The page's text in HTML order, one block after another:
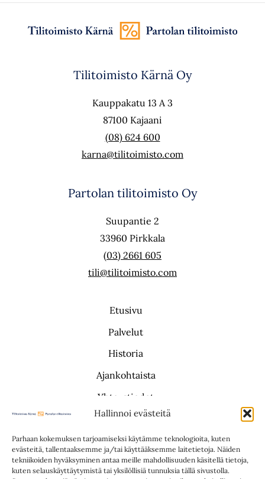
Hallinnoi evästeitä
Parhaan kokemuksen tarjoamiseksi käytämme teknologioita, kuten
evästeitä, tallentaaksemme ja/tai käyttääksemme laitetietoja. Näiden
tekniikoiden hyväksyminen antaa meille mahdollisuuden käsitellä tietoja,
kuten selauskäyttäytymistä tai yksilöllisiä tunnuksia tällä sivustolla.
Tilitoimisto Kärnä Oy
Kauppakatu 13 A 3
87100 Kajaani
(08) 624 600
karna@tilitoimisto.com
Partolan tilitoimisto Oy
Suupantie 2
33960 Pirkkala
(03) 2661 605
tili@tilitoimisto.com
Etusivu
Palvelut
Historia
Ajankohtaista
Yhteystiedot
Saavutettavuusseloste